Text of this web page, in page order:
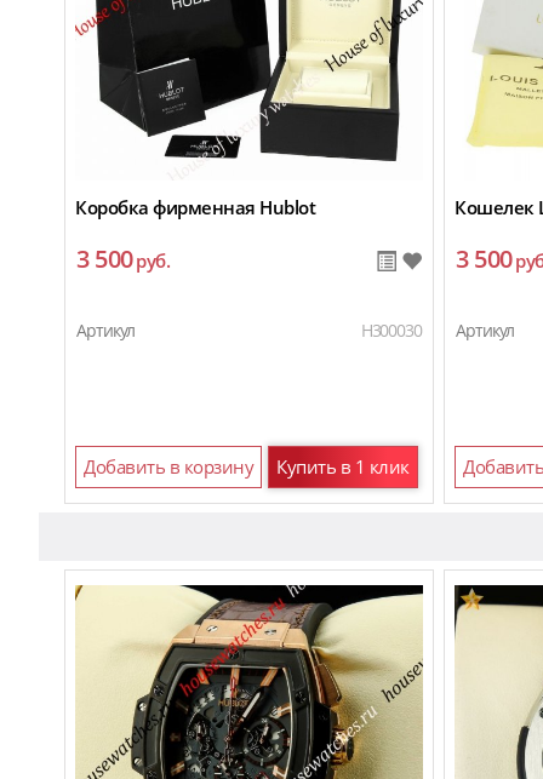
Коробка фирменная Hublot
3 500руб.
Артикул H300030
Добавить в корзину Купить в 1 клик
Кошелек
3 500
Артикул